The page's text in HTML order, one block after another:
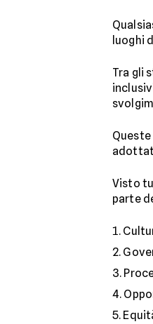
luoghi
Tra gli
Visto
parte